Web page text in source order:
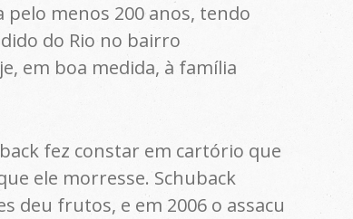
menos 200 anos, tendo
do Rio no bairro
em boa medida, à família
fez constar em cartório que
ele morresse. Schuback
deu frutos, e em 2006 o assacu